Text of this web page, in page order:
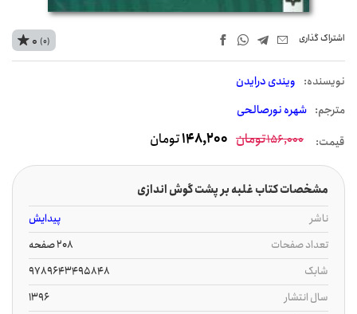
اشتراک‌ گذاری
نويسنده: ویندی درایدن
مترجم: شهره نورصالحی
0 (0)
قیمت: 156,000تومان 148,200تومان
مشخصات کتاب غلبه بر پشت گوش اندازی
ناشر
پیدایش
تعداد صفحات
208 صفحه
شابک
9789643495848
سال انتشار
1396